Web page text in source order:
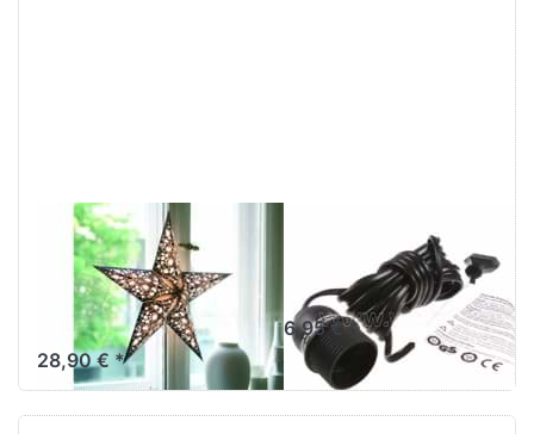
EARTH FRIENDLY
starlightz table
stand
Lampenfuß M
28,90 € *
Verstromung
schwarz 4 m
6,95 € *